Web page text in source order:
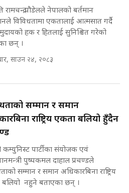
महिलाको पहुँच विस्तार गर्दै
|| SIDHAKURA ||
Rabi, Gagan Stand
the Same Page ||
||
पीडितसँग मन्त्री प्रतिभा रावलले
दिनुहोस्, दबाब होइन ||
|| Pratibha Rawal
Live'-SIDHAKURA
आउने बित्तिकै सुरु भएको थियो
डिल || Raj Kumar Gupta ||
डिल गर्ने मन्त्रीकाे राजिनामा,
मन्त्रीलाई जोगाइदै ! ||
||
७८ लाख घुस खाने मन्त्री ! जोगाउने
प्रधानमन्त्री ? || SIDHAKURA ||
रामचन्द्र पौडेलले नेपालको बर्तमान
विविधतामा एकतालाई आत्मसात गर्दै
हक र हितलाई सुनिश्चित गरेको
छन् ।
साउन २४, २०८३
सम्मान र समान
राष्ट्रिय एकता बलियो हुँदैन
कम्युनिस्ट पार्टीका संयोजक एवं
पुष्पकमल दाहाल प्रचण्डले
सम्मान र समान अधिकारबिना राष्ट्रिय
नहुने बताएका छन् ।